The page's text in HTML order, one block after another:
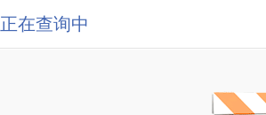
正在查询中